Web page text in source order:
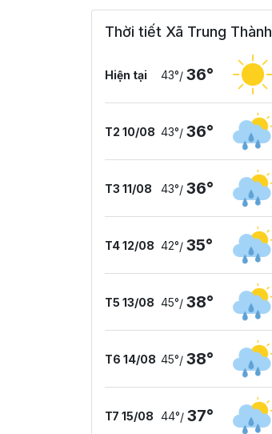
Thời tiết Xã Trung
Hiện tại 43°/ 36°
T2 10/08 43°/ 36°
T3 11/08 43°/ 36°
T4 12/08 42°/ 35°
T5 13/08 45°/ 38°
T6 14/08 45°/ 38°
T7 15/08 44°/ 37°